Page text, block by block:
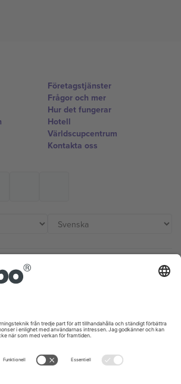
Företagstjänster
Frågor och mer
Hur det fungerar
Hotell
Världscupcentrum
Kontakta oss
London, EC1V 1AW, United
Kingdom
Switzerland